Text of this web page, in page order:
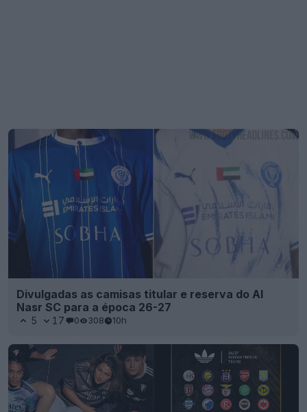
Divulgadas as camisas titular e reserva do Al
Nasr SC para a época 26-27
5 17 0 308 10h